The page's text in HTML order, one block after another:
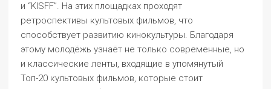
и “KISFF”. На этих площадках проходят
ретроспективы культовых фильмов, что
способствует развитию кинокультуры. Благодаря
этому молодёжь узнаёт не только современные, но
и классические ленты, входящие в упомянутый
Топ-20 культовых фильмов, которые стоит